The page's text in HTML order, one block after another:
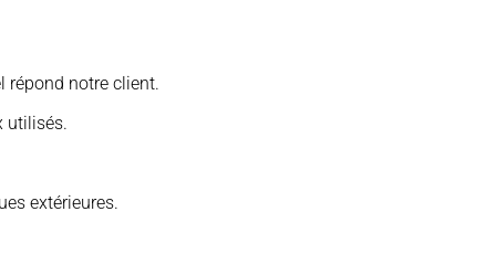
répond notre client.
utilisés.
extérieures.